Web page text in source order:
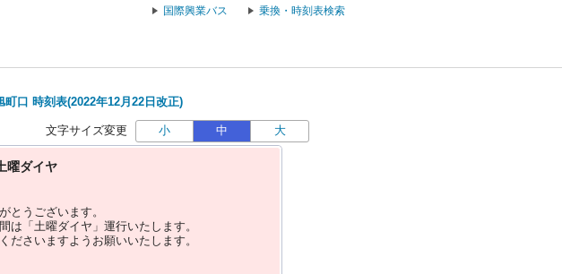
国際興業バス 乗換・時刻表検索
町口 時刻表(2022年12月22日改正)
文字サイズ変更 小 中 大
曜ダイヤ
とうございます。
は「土曜ダイヤ」運行いたします。
ださいますようお願いいたします。